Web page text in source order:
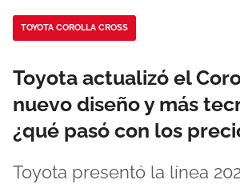
TOYOTA COROLLA CROSS
Toyota actualizó el
nuevo diseño y más
¿qué pasó con los
Toyota presentó la línea